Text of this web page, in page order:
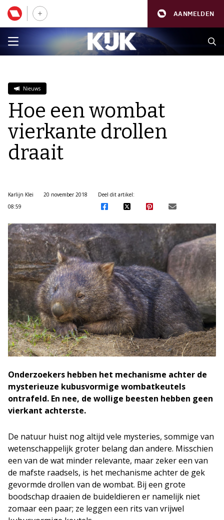
AANMELDEN
Nieuws
Hoe een wombat
vierkante drollen
draait
Karlijn Klei
20 november 2018
08:59
Deel dit artikel:
Onderzoekers hebben het mechanisme achter de
mysterieuze kubusvormige wombatkeutels
ontrafeld. En nee, de wollige beesten hebben geen
vierkant achterste.
De natuur huist nog altijd vele mysteries, sommige van
wetenschappelijk groter belang dan andere. Misschien
een van de wat minder relevante, maar zeker een van
de mafste raadsels, is het mechanisme achter de gek
gevormde drollen van de wombat. Bij een grote
boodschap draaien de buideldieren er namelijk niet
zomaar een paar; ze leggen een rits van vrijwel